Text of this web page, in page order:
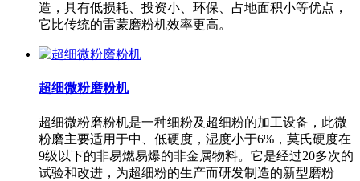
造，具有低损耗、投资小、环保、占地面积小等优点，
它比传统的雷蒙磨粉机效率更高。
超细微粉磨粉机
超细微粉磨粉机是一种细粉及超细粉的加工设备，此微
粉磨主要适用于中、低硬度，湿度小于6%，莫氏硬度在
9级以下的非易燃易爆的非金属物料。它是经过20多次的
试验和改进，为超细粉的生产而研发制造的新型磨粉